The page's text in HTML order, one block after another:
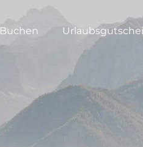
Buchen